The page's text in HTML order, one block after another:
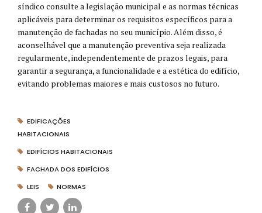
síndico consulte a legislação municipal e as normas técnicas
aplicáveis para determinar os requisitos específicos para a
manutenção de fachadas no seu município. Além disso, é
aconselhável que a manutenção preventiva seja realizada
regularmente, independentemente de prazos legais, para
garantir a segurança, a funcionalidade e a estética do edifício,
evitando problemas maiores e mais custosos no futuro.
EDIFICAÇÕES
HABITACIONAIS
EDIFÍCIOS HABITACIONAIS
FACHADA DOS EDIFÍCIOS
LEIS
NORMAS